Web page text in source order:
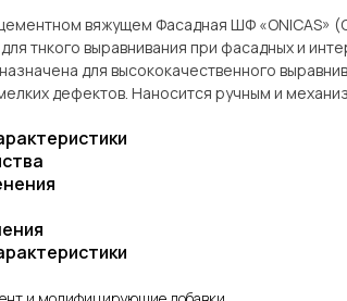
вяжущем Фасадная ШФ «ONICAS»
тнкого выравнивания при фасадных и
для высококачественного
дефектов. Наносится ручным и